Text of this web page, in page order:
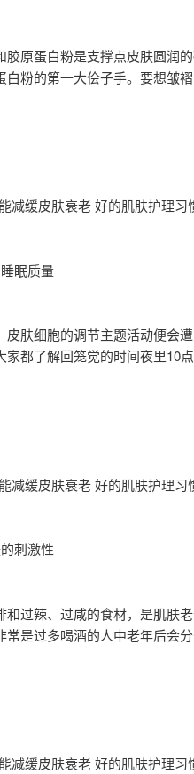
胶原蛋白粉是支撑点皮肤圆润
白粉的第一大侩子手。要想皱
减缓皮肤衰老 好的肌肤护理
眠质量
皮肤细胞的调节主题活动便会
家都了解回笼觉的时间夜里10
减缓皮肤衰老 好的肌肤护理
刺激性
和过辣、过咸的食材，是肌肤
常是过多喝酒的人中老年后会分
减缓皮肤衰老 好的肌肤护理